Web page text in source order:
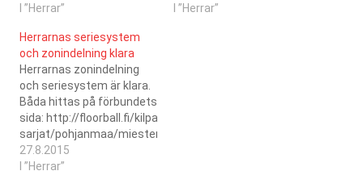
09.09.2015Lassi
Karhu B-pojkar SC
Saragoza
09.09.2015Jarno Timonen
SC Saragoza M5DIV SB
Vaasa 09.09.2015
I ”Herrar”
spelklar från och med
I ”Herrar”
Herrarnas seriesystem
och zonindelning klara
Herrarnas zonindelning
och seriesystem är klara.
Båda hittas på förbundets
sida: http://floorball.fi/kilpailu/alueelliset-
sarjat/pohjanmaa/miesten-
v-div/. I år blev det en
kustzon, med en hel del
27.8.2015
I ”Herrar”